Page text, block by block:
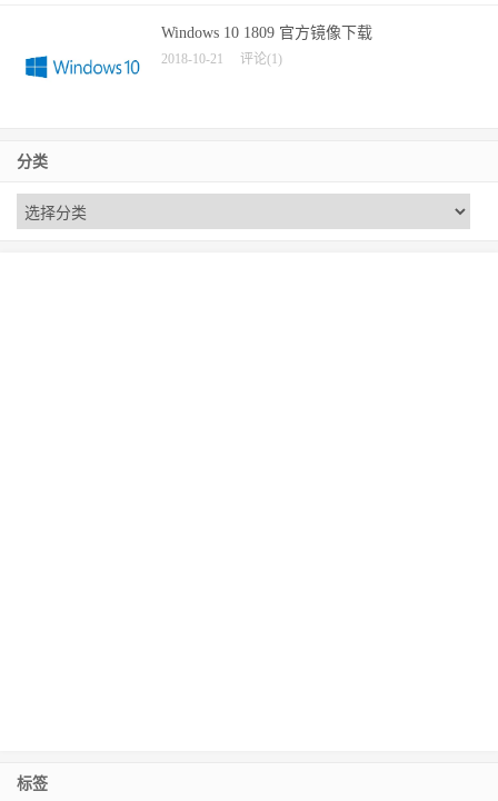
Windows 10 1809 官方镜像下载
2018-10-21 评论(1)
分类
标签